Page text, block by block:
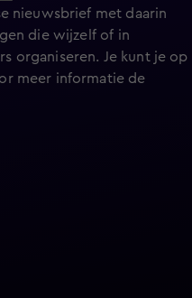
nieuwsbrief met daarin
die wijzelf of in
organiseren. Je kunt je op
meer informatie de